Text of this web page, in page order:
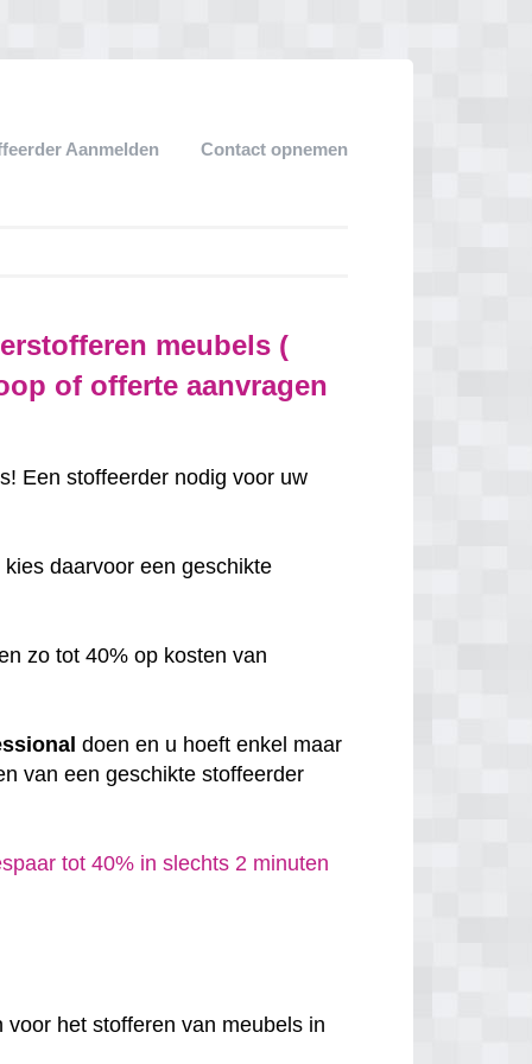
Aanmelden Contact opnemen
meubels (
of offerte aanvragen
Een stoffeerder nodig voor uw
daarvoor een geschikte
zo tot 40% op kosten van
doen en u hoeft enkel maar
van een geschikte stoffeerder
tot 40% in slechts 2 minuten
het stofferen van meubels in